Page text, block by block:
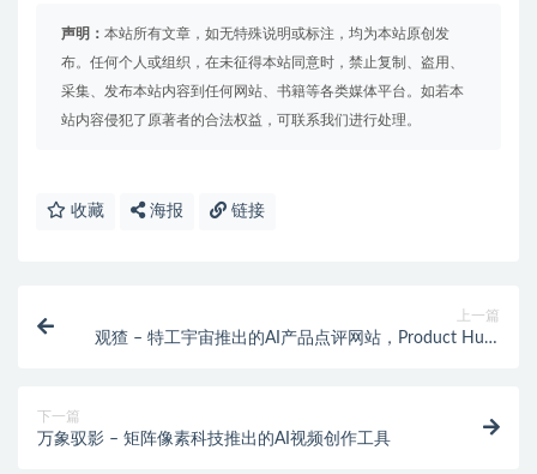
声明： 本站所有文章，如无特殊说明或标注，均为本站原创发
布。任何个人或组织，在未征得本站同意时，禁止复制、盗用、
采集、发布本站内容到任何网站、书籍等各类媒体平台。如若本
站内容侵犯了原著者的合法权益，可联系我们进行处理。
收藏 海报 链接
上一篇
观猹 – 特工宇宙推出的AI产品点评网站，Product Hunt
下一篇
万象驭影 – 矩阵像素科技推出的AI视频创作工具